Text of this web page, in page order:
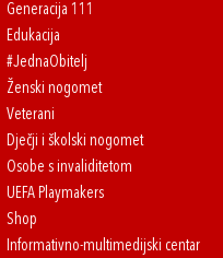
Generacija 111
Edukacija
#JednaObitelj
Ženski nogomet
Veterani
Dječji i školski nogomet
Osobe s invaliditetom
UEFA Playmakers
Shop
Informativno-multimedijski centar